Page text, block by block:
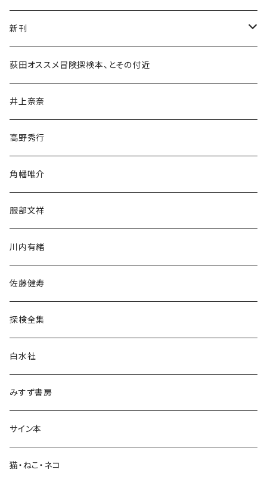
新刊
和書
文学・小説・物語
随筆・ノンフィクション・その他
民族・風習
言語・ことば
荻田オススメ冒険探検本、とその付近
井上奈奈
高野秀行
角幡唯介
服部文祥
川内有緒
佐藤健寿
探検全集
白水社
みすず書房
サイン本
猫・ねこ・ネコ